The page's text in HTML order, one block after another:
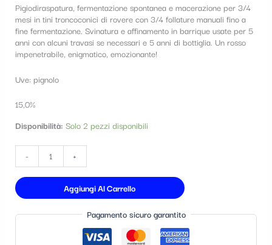
Pigiodiraspatura, fermentazione spontanea e macerazione per 3/4
mesi in tini troncoconici di rovere con 3/4 follature manuali fino a
fine fermentazione. Svinatura e affinamento in barrique usate per 5
anni con alcuni travasi se necessari e 5 anni di bottiglia. Un rosso
impenetrabile, enigmatico, emozionante!
Uve: pignolo
15,0%
Disponibilità: Solo 2 pezzi disponibili
- +
Aggiungi Al Carrello
Pagamento sicuro garantito
n
a
c
e
g
o
r
i